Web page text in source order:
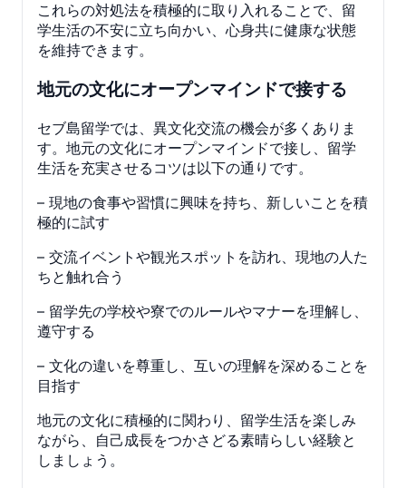
これらの対処法を積極的に取り入れることで、留
学生活の不安に立ち向かい、心身共に健康な状態
を維持できます。
地元の文化にオープンマインドで接する
セブ島留学では、異文化交流の機会が多くありま
す。地元の文化にオープンマインドで接し、留学
生活を充実させるコツは以下の通りです。
– 現地の食事や習慣に興味を持ち、新しいことを積
極的に試す
– 交流イベントや観光スポットを訪れ、現地の人た
ちと触れ合う
– 留学先の学校や寮でのルールやマナーを理解し、
遵守する
– 文化の違いを尊重し、互いの理解を深めることを
目指す
地元の文化に積極的に関わり、留学生活を楽しみ
ながら、自己成長をつかさどる素晴らしい経験と
しましょう。